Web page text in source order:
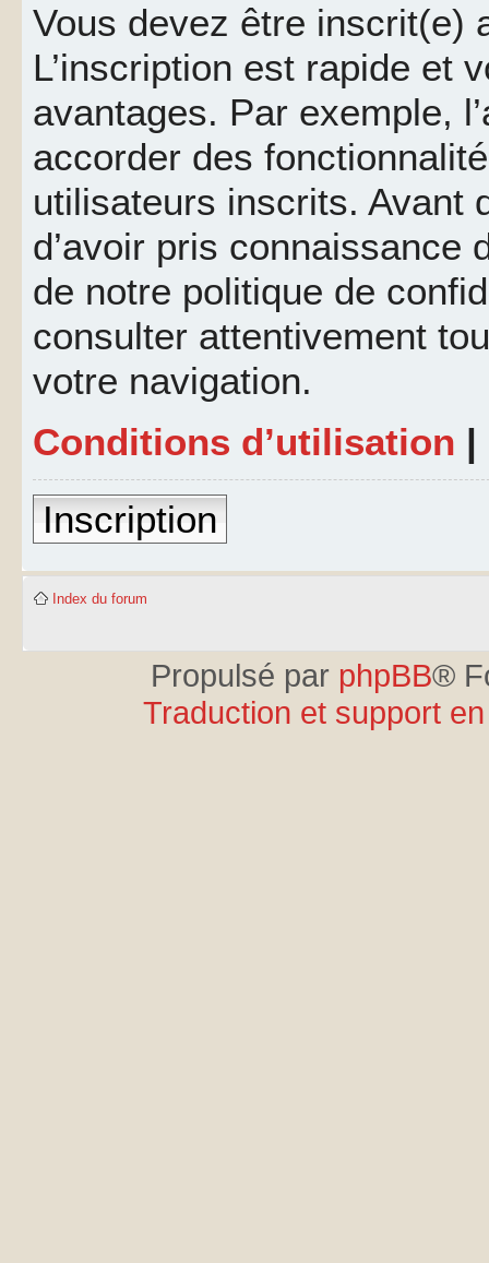
Vous devez être inscrit(e)
L’inscription est rapide et
avantages. Par exemple,
accorder des
utilisateurs inscrits. Avant
d’avoir pris connaissance
de notre politique de
consulter attentivement
votre navigation.
Conditions d’utilisation |
Inscription
Index du forum
Propulsé par phpBB®
Traduction et support